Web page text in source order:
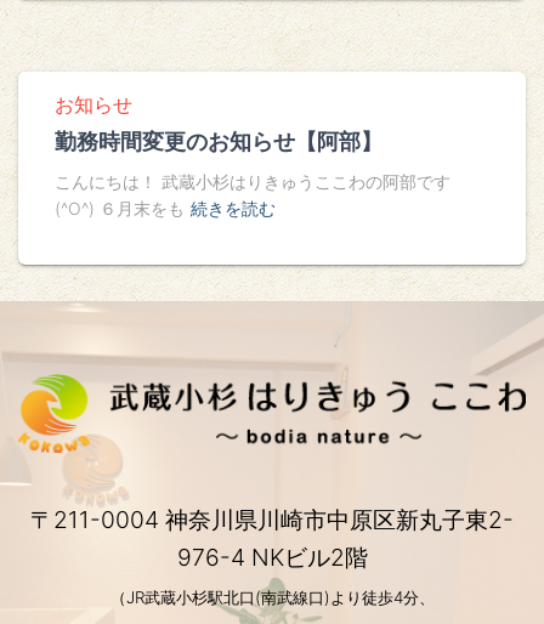
お知らせ
勤務時間変更のお知らせ【阿部】
こんにちは！ 武蔵小杉はりきゅうここわの阿部です
(^O^) ６月末をも 続きを読む
〒211-0004 神奈川県川崎市中原区新丸子東2-
976-4 NKビル2階
（JR武蔵小杉駅北口(南武線口)より徒歩4分、